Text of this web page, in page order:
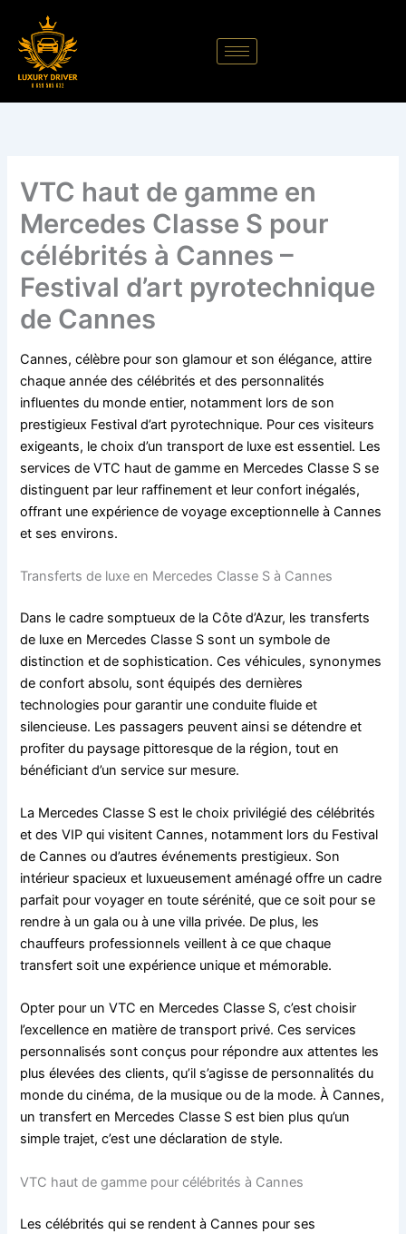
contenu
VTC haut de gamme en
Mercedes Classe S pour
célébrités à Cannes –
Festival d’art pyrotechnique
de Cannes
Cannes, célèbre pour son glamour et son élégance, attire
chaque année des célébrités et des personnalités
influentes du monde entier, notamment lors de son
prestigieux Festival d’art pyrotechnique. Pour ces visiteurs
exigeants, le choix d’un transport de luxe est essentiel. Les
services de VTC haut de gamme en Mercedes Classe S se
distinguent par leur raffinement et leur confort inégalés,
offrant une expérience de voyage exceptionnelle à Cannes
et ses environs.
Transferts de luxe en Mercedes Classe S à Cannes
Dans le cadre somptueux de la Côte d’Azur, les transferts
de luxe en Mercedes Classe S sont un symbole de
distinction et de sophistication. Ces véhicules, synonymes
de confort absolu, sont équipés des dernières
technologies pour garantir une conduite fluide et
silencieuse. Les passagers peuvent ainsi se détendre et
profiter du paysage pittoresque de la région, tout en
bénéficiant d’un service sur mesure.
La Mercedes Classe S est le choix privilégié des célébrités
et des VIP qui visitent Cannes, notamment lors du Festival
de Cannes ou d’autres événements prestigieux. Son
intérieur spacieux et luxueusement aménagé offre un cadre
parfait pour voyager en toute sérénité, que ce soit pour se
rendre à un gala ou à une villa privée. De plus, les
chauffeurs professionnels veillent à ce que chaque
transfert soit une expérience unique et mémorable.
Opter pour un VTC en Mercedes Classe S, c’est choisir
l’excellence en matière de transport privé. Ces services
personnalisés sont conçus pour répondre aux attentes les
plus élevées des clients, qu’il s’agisse de personnalités du
monde du cinéma, de la musique ou de la mode. À Cannes,
un transfert en Mercedes Classe S est bien plus qu’un
simple trajet, c’est une déclaration de style.
VTC haut de gamme pour célébrités à Cannes
Les célébrités qui se rendent à Cannes pour ses